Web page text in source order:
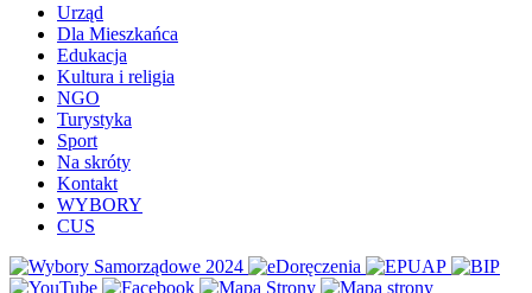
Urząd
Dla Mieszkańca
Edukacja
Kultura i religia
NGO
Turystyka
Sport
Na skróty
Kontakt
WYBORY
CUS